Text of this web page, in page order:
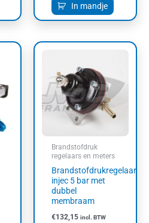
In mandje
Brandstofdruk
regelaars en meters
Brandstofdrukregelaar
injec 5 bar met
dubbel
membraam
€132,15 incl. BTW